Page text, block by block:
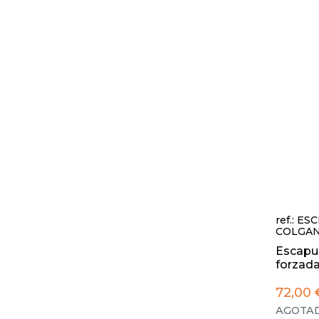
ref.:
72,00